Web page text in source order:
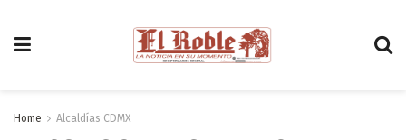
Home Alcaldías CDMX